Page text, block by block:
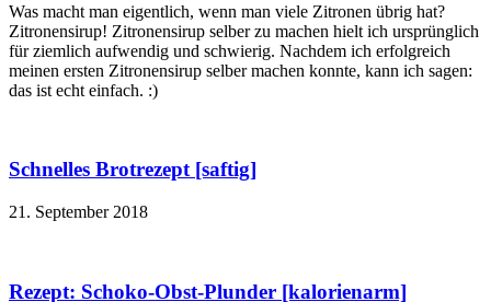
Was macht man eigentlich, wenn man viele Zitronen übrig hat?
Zitronensirup! Zitronensirup selber zu machen hielt ich ursprünglich
für ziemlich aufwendig und schwierig. Nachdem ich erfolgreich
meinen ersten Zitronensirup selber machen konnte, kann ich sagen:
das ist echt einfach. :)
Schnelles Brotrezept [saftig]
21. September 2018
Rezept: Schoko-Obst-Plunder [kalorienarm]